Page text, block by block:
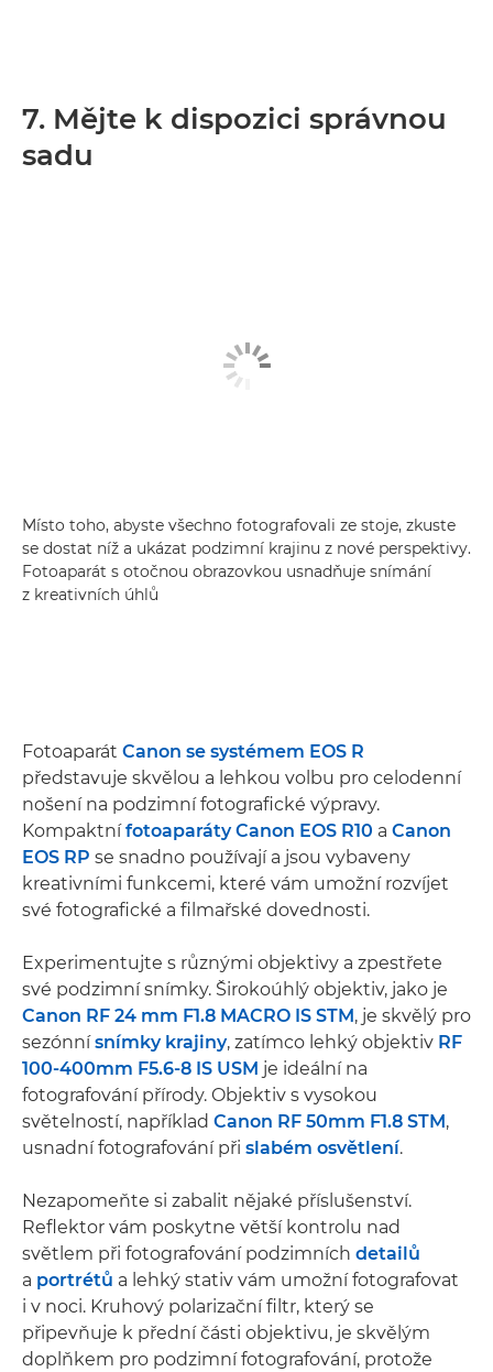
7. Mějte k dispozici správnou
sadu
Místo toho, abyste všechno fotografovali ze stoje, zkuste
se dostat níž a ukázat podzimní krajinu z nové perspektivy.
Fotoaparát s otočnou obrazovkou usnadňuje snímání
z kreativních úhlů
Fotoaparát Canon se systémem EOS R
představuje skvělou a lehkou volbu pro celodenní
nošení na podzimní fotografické výpravy.
Kompaktnífotoaparáty Canon EOS R10 a Canon
EOS RP se snadno používají a jsou vybaveny
kreativními funkcemi, které vám umožní rozvíjet
své fotografické a filmařské dovednosti.
Experimentujte s různými objektivy a zpestřete
své podzimní snímky. Širokoúhlý objektiv, jako je
Canon RF 24 mm F1.8 MACRO IS STM, je skvělý pro
sezónnísnímky krajiny, zatímco lehký objektiv RF
100-400mm F5.6-8 IS USM je ideální na
fotografování přírody. Objektiv s vysokou
světelností, například Canon RF 50mm F1.8 STM,
usnadní fotografování při slabém osvětlení.
Nezapomeňte si zabalit nějaké příslušenství.
Reflektor vám poskytne větší kontrolu nad
světlem při fotografování podzimních detailů
a portrétů a lehký stativ vám umožní fotografovat
i v noci. Kruhový polarizační filtr, který se
připevňuje k přední části objektivu, je skvělým
doplňkem pro podzimní fotografování, protože